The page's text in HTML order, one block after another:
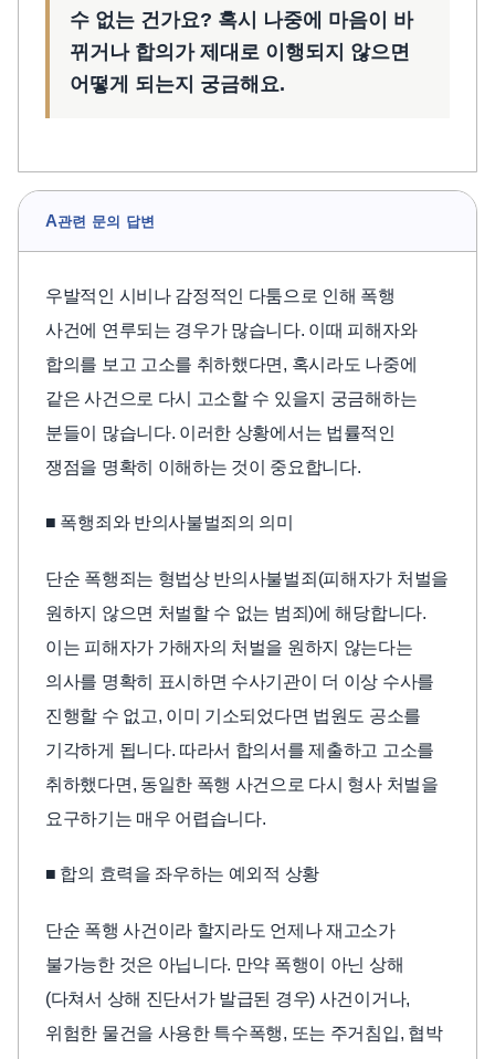
수 없는 건가요? 혹시 나중에 마음이 바
뀌거나 합의가 제대로 이행되지 않으면
어떻게 되는지 궁금해요.
A관련 문의 답변
우발적인 시비나 감정적인 다툼으로 인해 폭행
사건에 연루되는 경우가 많습니다. 이때 피해자와
합의를 보고 고소를 취하했다면, 혹시라도 나중에
같은 사건으로 다시 고소할 수 있을지 궁금해하는
분들이 많습니다. 이러한 상황에서는 법률적인
쟁점을 명확히 이해하는 것이 중요합니다.
■ 폭행죄와 반의사불벌죄의 의미
단순 폭행죄는 형법상 반의사불벌죄(피해자가 처벌을
원하지 않으면 처벌할 수 없는 범죄)에 해당합니다.
이는 피해자가 가해자의 처벌을 원하지 않는다는
의사를 명확히 표시하면 수사기관이 더 이상 수사를
진행할 수 없고, 이미 기소되었다면 법원도 공소를
기각하게 됩니다. 따라서 합의서를 제출하고 고소를
취하했다면, 동일한 폭행 사건으로 다시 형사 처벌을
요구하기는 매우 어렵습니다.
■ 합의 효력을 좌우하는 예외적 상황
단순 폭행 사건이라 할지라도 언제나 재고소가
불가능한 것은 아닙니다. 만약 폭행이 아닌 상해
(다쳐서 상해 진단서가 발급된 경우) 사건이거나,
위험한 물건을 사용한 특수폭행, 또는 주거침입, 협박